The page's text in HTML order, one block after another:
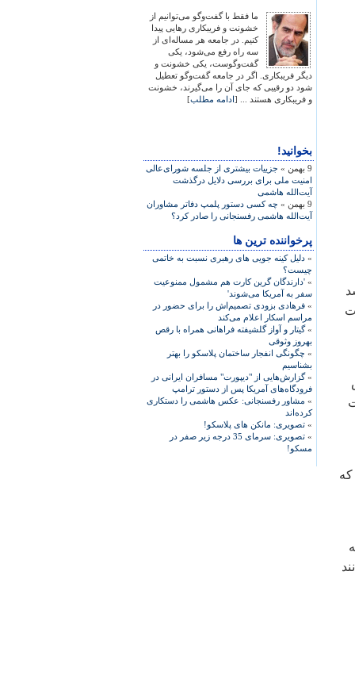
ما فقط با گفت‌وگو می‌توانیم از
خشونت و فریبکاری رهایی پیدا
کنیم. در جامعه هر مساله‌ای از
سه راه رفع می‌شود، یکی
گفت‌وگوست، یکی خشونت و
دیگر فریبکاری. اگر در جامعه گفت‌وگو تعطیل
شود دو رقیبی که جای آن را می‌گیرند، خشونت
و فریبکاری هستند ... [ادامه مطلب]
بخوانید!
9 بهمن »
جزییات بیشتری از جلسه شورای‌عالی
امنیت ملی برای بررسی دلایل درگذشت
آیت‌الله هاشمی
9 بهمن »
چه کسی دستور پلمپ دفاتر مشاوران
آیت‌الله هاشمی رفسنجانی را صادر کرد؟
پرخواننده ترین ها
» دلیل کینه جویی های رهبری نسبت به خاتمی
چیست؟
» 'دارندگان گرین کارت هم مشمول ممنوعیت
سفر به آمریکا می‌شوند'
» فرهادی بزودی تصمیم‌اش را برای حضور در
مراسم اسکار اعلام می‌کند
»گیتار و آواز گلشیفته فراهانی همراه با رقص
بهروز وثوقی
» چگونگی انفجار ساختمان پلاسکو را بهتر
بشناسیم
»گزارش‌هایی از "دیپورت" مسافران ایرانی در
فرودگاه‌های آمریکا پس از دستور ترامپ
» مشاور رفسنجانی: عکس هاشمی را دستکاری
کرده‌اند
» تصویری: مانکن های پلاسکو!
»
تصویری: سرمای 35 درجه زیر صفر در
مسکو!
شد
که